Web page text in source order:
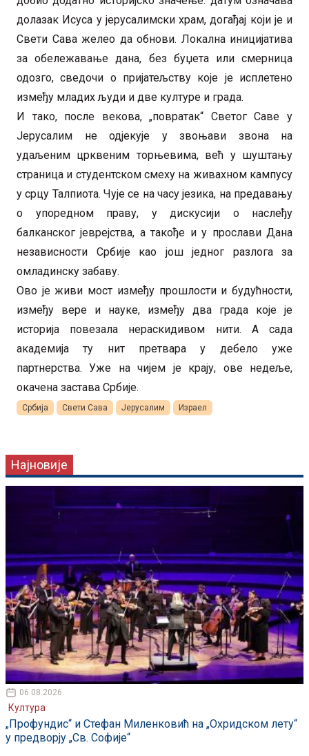
долазак Исуса у јерусалимски храм, догађај који је и
Свети Сава желео да обнови. Локална иницијатива
за обележавање дана, без буџета или смерница
одозго, сведочи о пријатељству које је исплетено
између младих људи и две културе и града.
И тако, после векова, „повратак“ Светог Саве у
Јерусалим не одјекује у звоњави звона на
удаљеним црквеним торњевима, већ у шуштању
страница и студентском смеху на живахном кампусу
у срцу Талпиота. Чује се на часу језика, на предавању
о упоредном праву, у дискусији о наслеђу
балканског јеврејства, а такође и у прослави Дана
независности Србије као још једног разлога за
омладинску забаву.
Ово је живи мост између прошлости и будућности,
између вере и науке, између два града које је
историја повезала нераскидивом нити. А сада
академија ту нит претвара у дебело уже
партнерства. Уже на чијем је крају, ове недеље,
окачена застава Србије.
Србија Свети Сава Јерусалим Израел
Најновије
06.08.2026
Култура
„Профундис“ и Стефан Миленковић на „Охридском лету“
у предворју „Св. Софије“